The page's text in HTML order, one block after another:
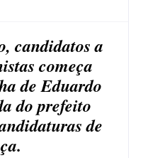
candidatos a
começa
de Eduardo
do prefeito
de